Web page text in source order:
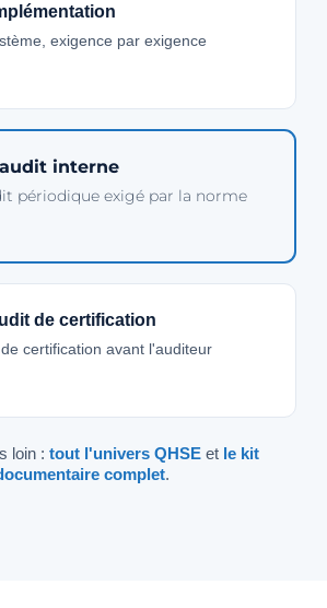
exigence par exigence
interne
périodique exigé par la norme
de certification
certification avant l'auditeur
loin : tout l'univers QHSEet le kit
complet.